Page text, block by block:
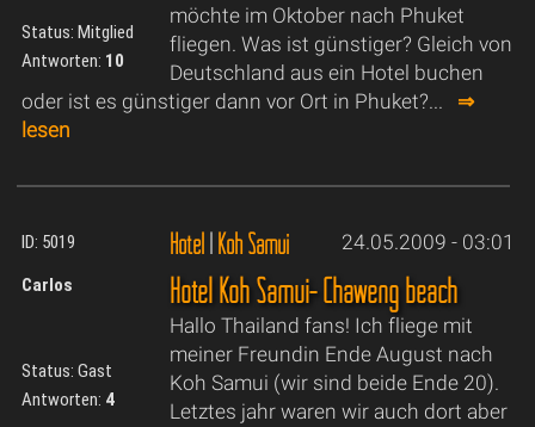
Status: Mitglied
Antworten: 10
möchte im Oktober nach Phuket
fliegen. Was ist günstiger? Gleich von
Deutschland aus ein Hotel buchen
oder ist es günstiger dann vor Ort in Phuket?... ⇒
lesen
ID: 5019 Hotel|Koh Samui 24.05.2009 - 03:01
Carlos
Status: Gast
Antworten: 4
Hotel Koh Samui- Chaweng beach
Hallo Thailand fans! Ich fliege mit
meiner Freundin Ende August nach
Koh Samui (wir sind beide Ende 20).
Letztes jahr waren wir auch dort aber